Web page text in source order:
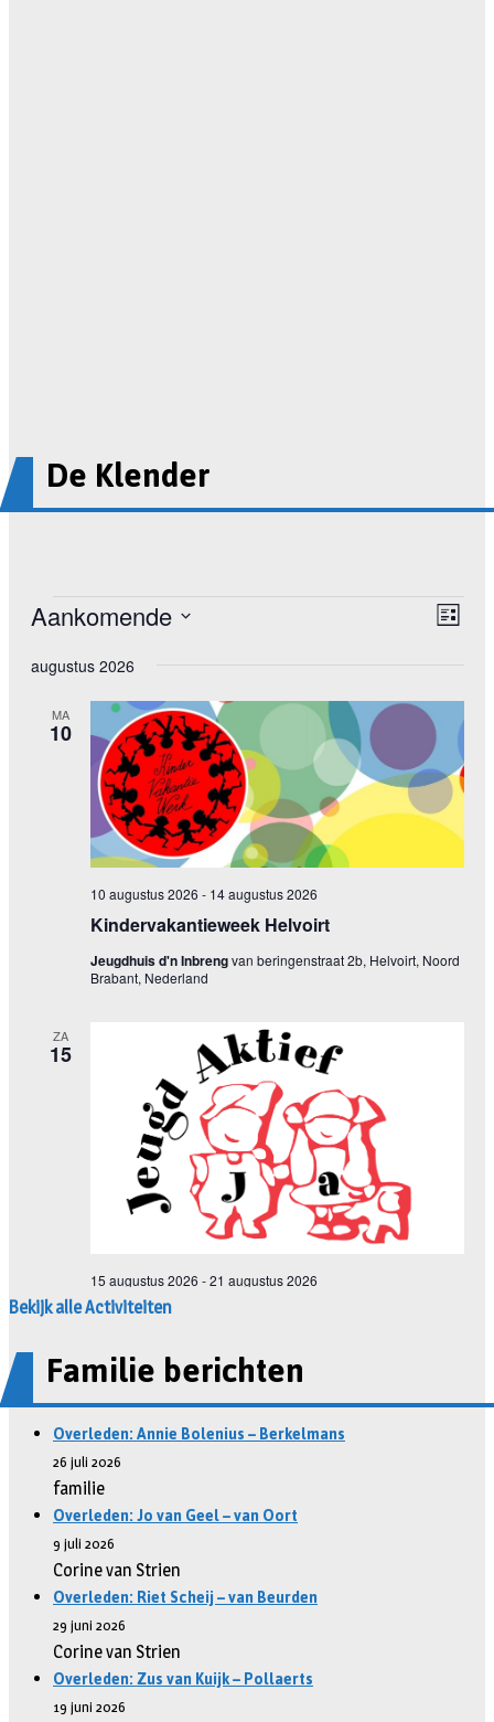
De Klender
Bekijk alle Activiteiten
Familie berichten
Overleden: Annie Bolenius – Berkelmans
26 juli 2026
familie
Overleden: Jo van Geel – van Oort
9 juli 2026
Corine van Strien
Overleden: Riet Scheij – van Beurden
29 juni 2026
Corine van Strien
Overleden: Zus van Kuijk – Pollaerts
19 juni 2026